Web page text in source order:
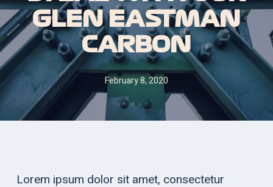
GLEN EASTMAN
CARBON
February 8, 2020
Lorem ipsum dolor sit amet, consectetur